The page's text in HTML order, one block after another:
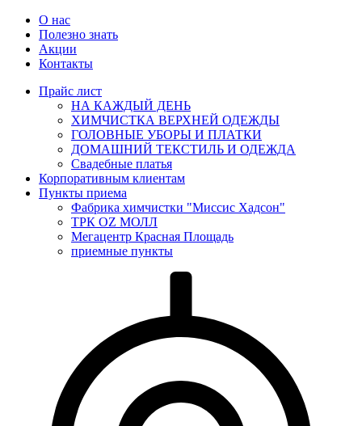
О нас
Полезно знать
Акции
Контакты
Прайс лист
НА КАЖДЫЙ ДЕНЬ
ХИМЧИСТКА ВЕРХНЕЙ ОДЕЖДЫ
ГОЛОВНЫЕ УБОРЫ И ПЛАТКИ
ДОМАШНИЙ ТЕКСТИЛЬ И ОДЕЖДА
Свадебные платья
Корпоративным клиентам
Пункты приема
Фабрика химчистки "Миссис Хадсон"
ТРК OZ МОЛЛ
Мегацентр Красная Площадь
приемные пункты